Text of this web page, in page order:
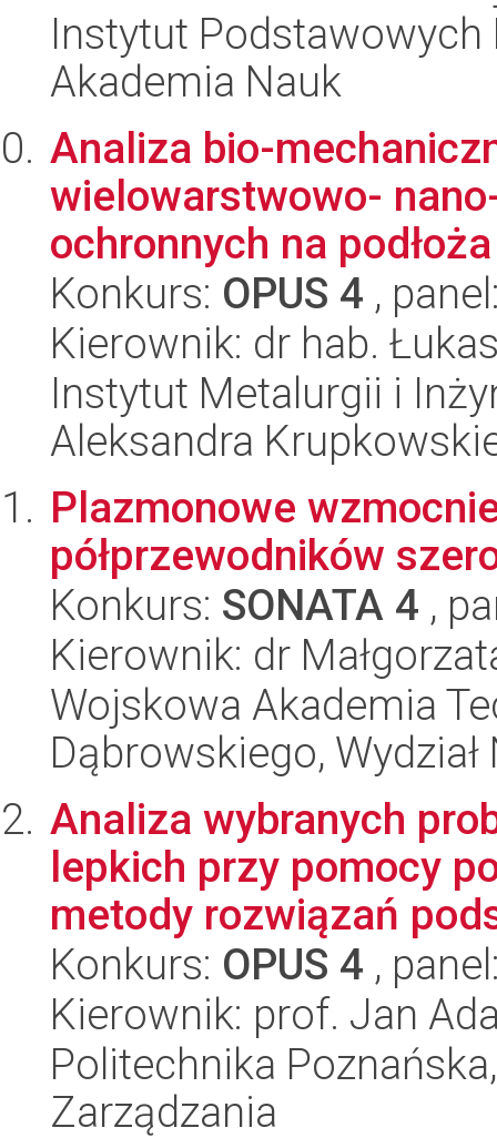
Instytut
Akademia Nauk
Analiza bio-
wielowarstwowo-
ochronnych na
Konkurs: OPUS 4 ,
Kierownik: dr hab.
Instytut Metalurgii i
Aleksandra
Plazmonowe
półprzewodników
Konkurs: SONATA 4 ,
Kierownik: dr
Wojskowa Akademia
Dąbrowskiego,
Analiza wybranych
lepkich przy pomocy
metody rozwiązań
Konkurs: OPUS 4 ,
Kierownik: prof. Jan
Politechnika
Zarządzania